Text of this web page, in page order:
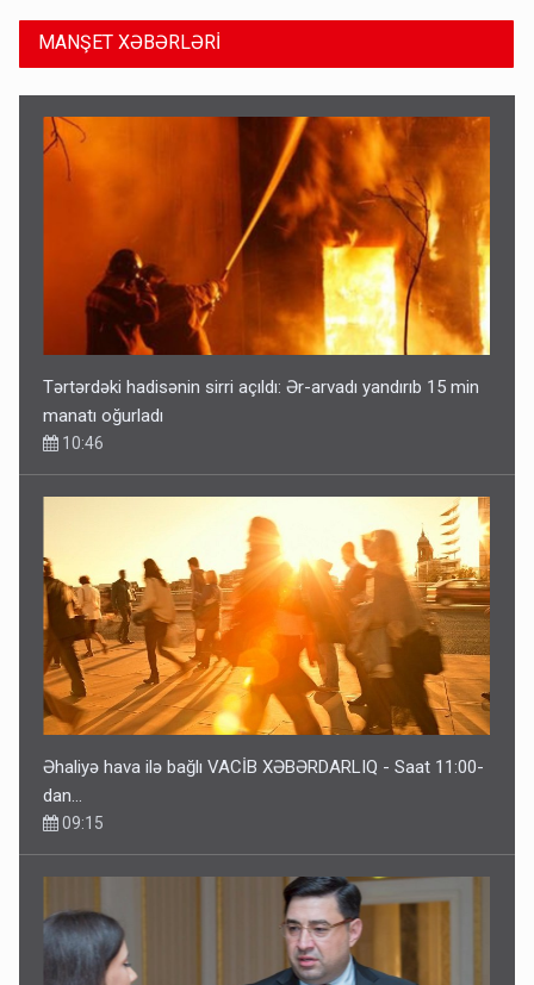
MANŞET XƏBƏRLƏRİ
Tərtərdəki hadisənin sirri açıldı: Ər-arvadı yandırıb 15 min
manatı oğurladı
10:46
Əhaliyə hava ilə bağlı VACİB XƏBƏRDARLIQ - Saat 11:00-
dan…
09:15